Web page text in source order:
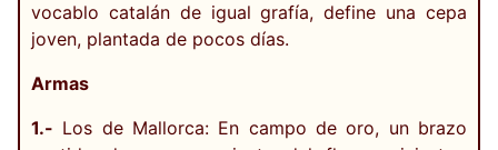
vocablo catalán de igual grafía, define una cepa
joven, plantada de pocos días.
Armas
1.- Los de Mallorca: En campo de oro, un brazo